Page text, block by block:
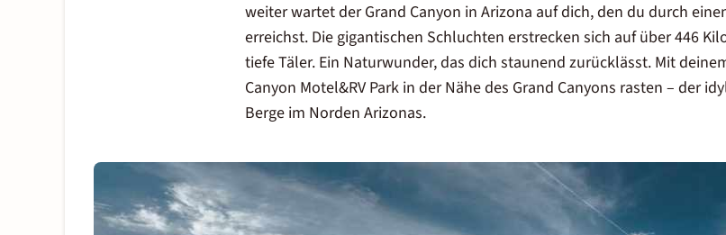
weiter wartet der Grand Canyon in Arizona auf dich, den du durch
erreichst. Die gigantischen Schluchten erstrecken sich auf über 446
tiefe Täler. Ein Naturwunder, das dich staunend zurücklässt. Mit
Canyon Motel&RV Park in der Nähe des Grand Canyons rasten – der
Berge im Norden Arizonas.